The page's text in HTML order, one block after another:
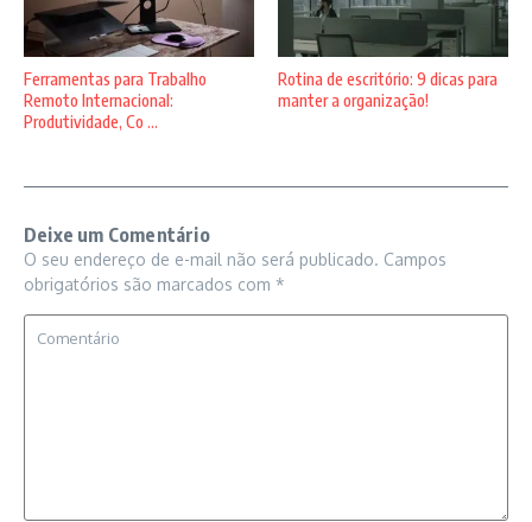
Ferramentas para Trabalho
Remoto Internacional:
Produtividade, Co ...
Rotina de escritório: 9 dicas para
manter a organização!
Deixe um Comentário
O seu endereço de e-mail não será publicado. Campos
obrigatórios são marcados com *